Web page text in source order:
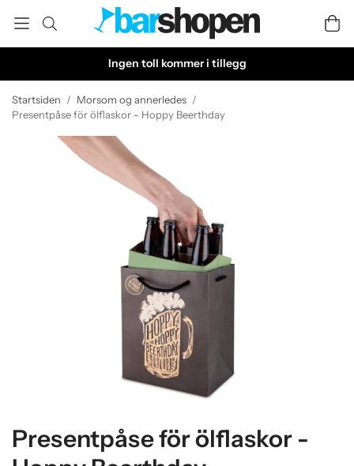
Ingen toll kommer i tillegg
Startsiden / Morsom og annerledes /
Presentpåse för ölflaskor - Hoppy Beerthday
Presentpåse för ölflaskor -